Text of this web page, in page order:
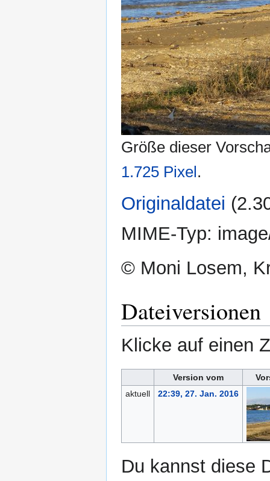
Größe dieser
1.725 Pixel.
Originaldatei
MIME-Typ:
© Moni Losem,
Dateiversionen
Klicke auf einen
Version vom
aktuell
22:39, 27. Jan. 2016
Du kannst diese